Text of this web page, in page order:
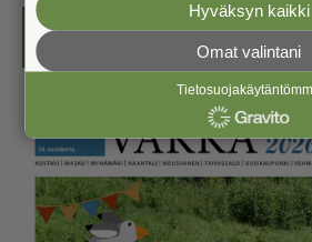
Kesälehti (ilmainen)
Hyväksyn kaikki
Omat valintani